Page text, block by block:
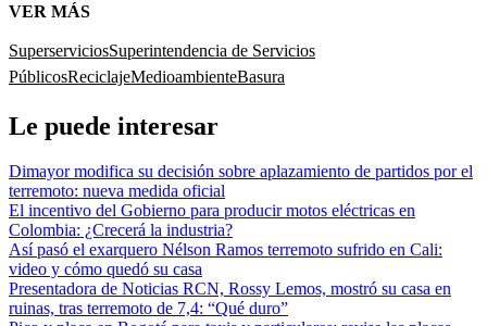
VER MÁS
SuperserviciosSuperintendencia de Servicios
PúblicosReciclajeMedioambienteBasura
Le puede interesar
Dimayor modifica su decisión sobre aplazamiento de partidos por el
terremoto: nueva medida oficial
El incentivo del Gobierno para producir motos eléctricas en
Colombia: ¿Crecerá la industria?
Así pasó el exarquero Nélson Ramos terremoto sufrido en Cali:
video y cómo quedó su casa
Presentadora de Noticias RCN, Rossy Lemos, mostró su casa en
ruinas, tras terremoto de 7,4: “Qué duro”